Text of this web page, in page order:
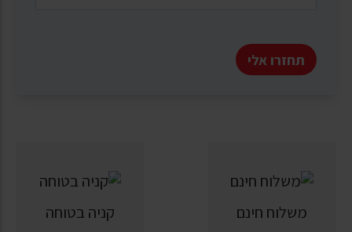
תחזרו אלי
משלוח חינם קניה בטוחה